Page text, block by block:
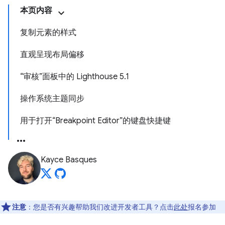
本页内容
复制元素的样式
直观呈现布局偏移
“审核”面板中的 Lighthouse 5.1
操作系统主题同步
用于打开“Breakpoint Editor”的键盘快捷键
Kayce Basques
注意 ：您是否有兴趣帮助我们改进开发者工具？点击此处报名参加